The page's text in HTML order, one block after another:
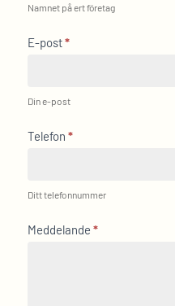
Namnet på ert företag
E-post*
Din e-post
Telefon *
Ditt telefonnummer
Meddelande *